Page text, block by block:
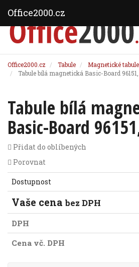
Office2000.cz Tabule
Magnetické tabule
Tabule bílá magnetická Basic-Board
Tabule bílá
Basic-Board
Přidat do oblíbených
Porovnat
Dostupnost
Vaše cena bez DPH
DPH
Cena vč. DPH
Office2000.cz